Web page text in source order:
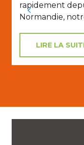
rapidement
Normandie,
LIRE LA